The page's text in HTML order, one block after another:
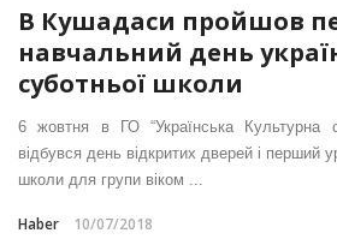
В Кушадаси пройшов
навчальний день
суботньої школи
6 жовтня в ГО “Українська Культурна
відбувся день відкритих дверей і перший
школи для групи віком ...
Haber 10/07/2018